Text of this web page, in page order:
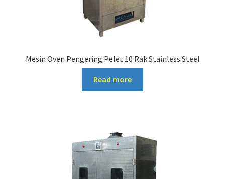
Mesin Oven Pengering Pelet 10 Rak Stainless Steel
Read more